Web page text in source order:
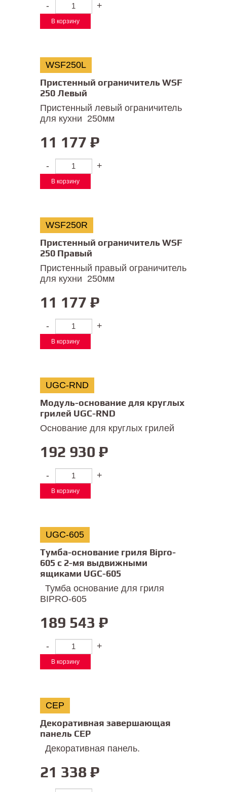
- +
В корзину
WSF250L
Пристенный ограничитель WSF
250 Левый
Пристенный левый ограничитель
для кухни 250мм
11 177 ₽
- +
В корзину
WSF250R
Пристенный ограничитель WSF
250 Правый
Пристенный правый ограничитель
для кухни 250мм
11 177 ₽
- +
В корзину
UGC-RND
Модуль-основание для круглых
грилей UGC-RND
Основание для круглых грилей
192 930 ₽
- +
В корзину
UGC-605
Тумба-основание гриля Bipro-
605 с 2-мя выдвижными
ящиками UGC-605
Тумба основание для гриля
BIPRO-605
189 543 ₽
- +
В корзину
CEP
Декоративная завершающая
панель CEP
Декоративная панель.
21 338 ₽